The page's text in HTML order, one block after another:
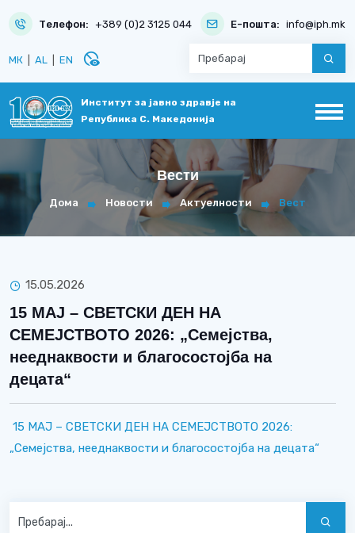
Телефон: +389 (0)2 3125 044 Е-пошта: info@iph.mk
МК AL EN disabled_visible
Институт за јавно здравје на
Република С. Македонија
Вести
Дома Новости Актуелности Вест
15.05.2026
15 МАЈ – СВЕТСКИ ДЕН НА
СЕМЕЈСТВОТО 2026: „Семејства,
нееднаквости и благосостојба на
децата“
15 МАЈ – СВЕТСКИ ДЕН НА СЕМЕЈСТВОТО 2026:
„Семејства, нееднаквости и благосостојба на децата“